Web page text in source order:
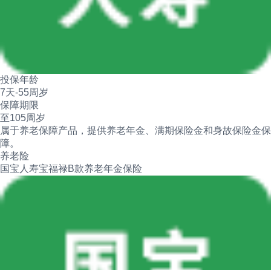
投保年龄
7天-55周岁
保障期限
至105周岁
属于养老保障产品，提供养老年金、满期保险金和身故保险金保
障。
养老险
国宝人寿宝福禄B款养老年金保险